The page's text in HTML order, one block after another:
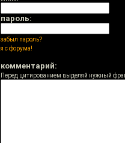
пароль:
забыл пароль?
я с форума!
комментарий:
Перед цитированием выделяй нужный